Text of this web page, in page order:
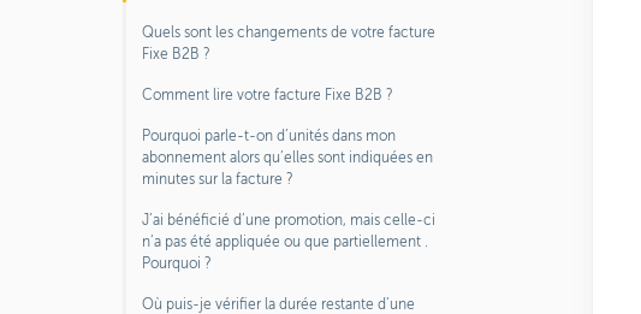
Quels sont les changements de votre facture
Fixe B2B ?
Comment lire votre facture Fixe B2B ?
Pourquoi parle-t-on d’unités dans mon
abonnement alors qu’elles sont indiquées en
minutes sur la facture ?
J’ai bénéficié d’une promotion, mais celle-ci
n’a pas été appliquée ou que partiellement .
Pourquoi ?
Où puis-je vérifier la durée restante d’une